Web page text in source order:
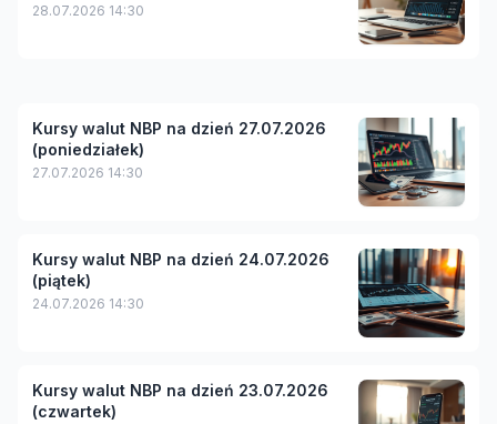
28.07.2026 14:30
Kursy walut NBP na dzień 27.07.2026
(poniedziałek)
27.07.2026 14:30
Kursy walut NBP na dzień 24.07.2026
(piątek)
24.07.2026 14:30
Kursy walut NBP na dzień 23.07.2026
(czwartek)